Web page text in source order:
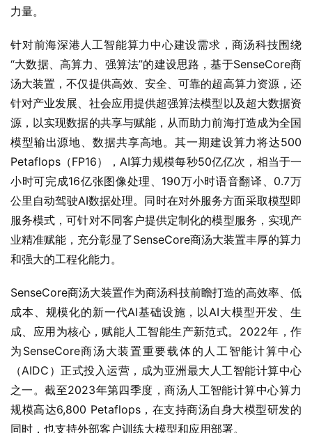
力量。
针对前海深港人工智能算力中心建设需求，商汤科技围绕
“大数据、高算力、强算法”的建设思路，基于SenseCore商
汤大装置，不仅提供高效、安全、可靠的超高算力资源，还
针对产业发展、社会应用提供超强算法模型以及超大数据资
源，以实现数据的共享与赋能，从而助力前海打造成为全国
模型输出源地、数据共享高地。其一期建设算力将达500
Petaflops（FP16），AI算力规模每秒50亿亿次，相当于一
小时可完成16亿张图像处理、190万小时语音翻译、0.7万
公里自动驾驶AI数据处理。同时在对外服务方面采取模型即
服务模式，可针对不同客户提供定制化的模型服务，实现产
业精准赋能，充分彰显了SenseCore商汤大装置丰厚的算力
和强大的工程化能力。
SenseCore商汤大装置作为商汤科技前瞻打造的高效率、低
成本、规模化的新一代AI基础设施，以AI大模型开发、生
成、应用为核心，赋能人工智能生产新范式。2022年，作
为SenseCore商汤大装置重要载体的人工智能计算中心
（AIDC）正式投入运营，成为亚洲最大人工智能计算中心
之一。截至2023年第四季度，商汤人工智能计算中心算力
规模高达6,800 Petaflops，在支持商汤自身大模型研发的
同时，也支持外部客户训练大模型和应用部署。